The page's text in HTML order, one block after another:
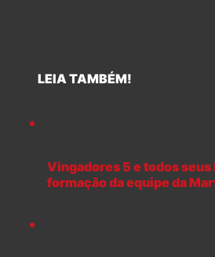
LEIA TAMBÉM!
Vingadores 5 e todos seus
formação da equipe da